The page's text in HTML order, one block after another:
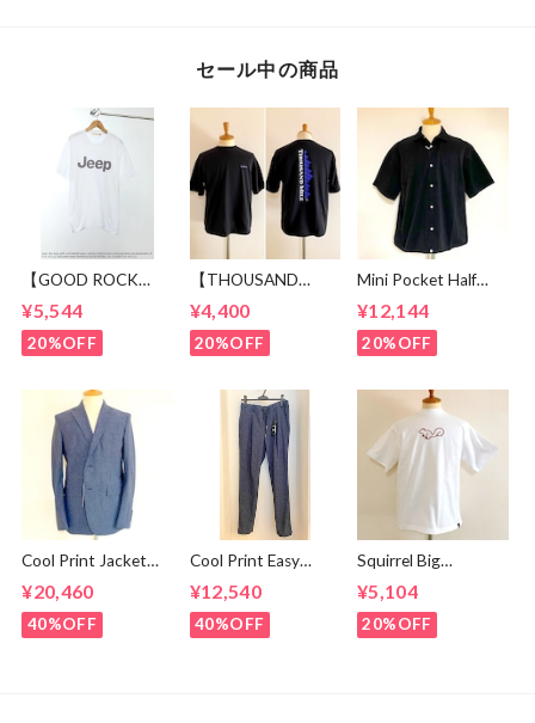
セール中の商品
【GOOD ROCK
Logo T-shirt
White
¥5,544
20%OFF
【THOUSAND
Print T-shirt Vertical
Logo Black
¥4,400
20%OFF
Mini Pocket Half
¥12,144
20%OFF
Cool Print Jacket
Navy
¥20,460
40%OFF
Cool Print Easy
Slacks Navy
¥12,540
40%OFF
Squirrel Big
Embroidery T-
shirts White /
Brown
¥5,104
20%OFF